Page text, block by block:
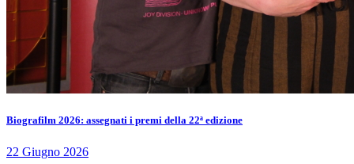
Biografilm 2026: assegnati i premi della 22ª edizione
22 Giugno 2026